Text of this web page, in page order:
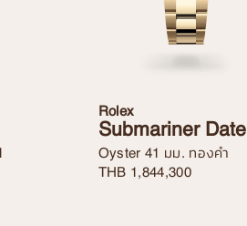
Rolex
Submariner Date
Oyster 41 มม. ทองคำ
THB 1,844,300